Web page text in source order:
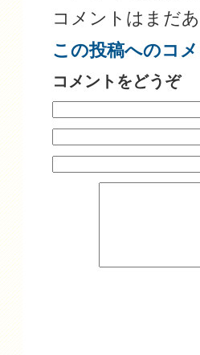
コメントはまだあ
この投稿へのコ
コメントをどうぞ